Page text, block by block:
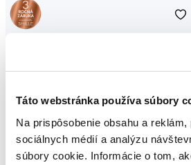
Táto webstránka používa súbory
Na prispôsobenie obsahu a
sociálnych médií a analýzu
súbory cookie. Informácie o tom,
Novinka